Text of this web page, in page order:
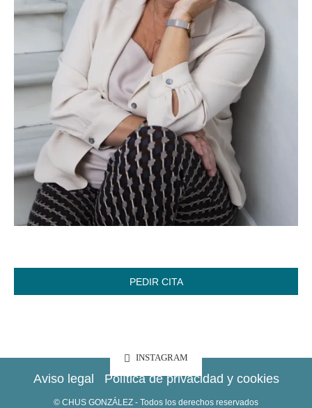
PEDIR CITA
INSTAGRAM
Aviso legal Política de privacidad y cookies
© CHUS GONZÁLEZ - Todos los derechos reservados